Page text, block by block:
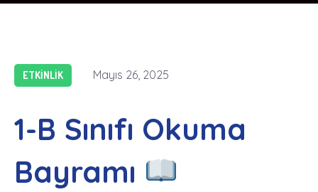
ETKINLIK Mayıs 26, 2025
1-B Sınıfı Okuma
Bayramı